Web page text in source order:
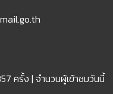
ครั้ง | จำนวนผู้เข้าชมวันนี้